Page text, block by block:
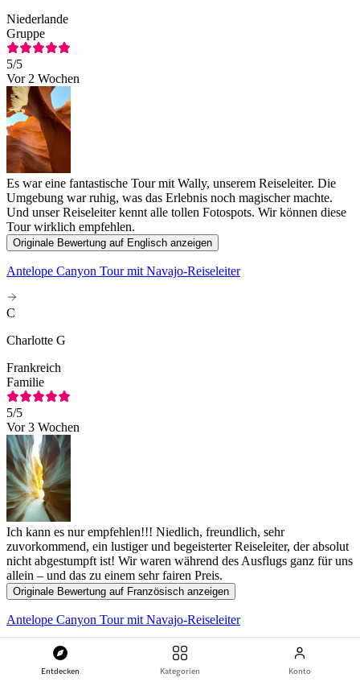
Entdecken Kategorien Konto
Niederlande
Gruppe
5/5
Vor 2 Wochen
Es war eine fantastische Tour mit Wally, unserem Reiseleiter. Die
Umgebung war ruhig, was das Erlebnis noch magischer machte.
Und unser Reiseleiter kennt alle tollen Fotospots. Wir können diese
Tour wirklich empfehlen.
Originale Bewertung auf Englisch anzeigen
Antelope Canyon Tour mit Navajo-Reiseleiter
C
Charlotte G
Frankreich
Familie
5/5
Vor 3 Wochen
Ich kann es nur empfehlen!!! Niedlich, freundlich, sehr
zuvorkommend, ein lustiger und begeisterter Reiseleiter, der absolut
nicht abgestumpft ist! Wir waren während des Ausflugs ganz für uns
allein – und das zu einem sehr fairen Preis.
Originale Bewertung auf Französisch anzeigen
Antelope Canyon Tour mit Navajo-Reiseleiter